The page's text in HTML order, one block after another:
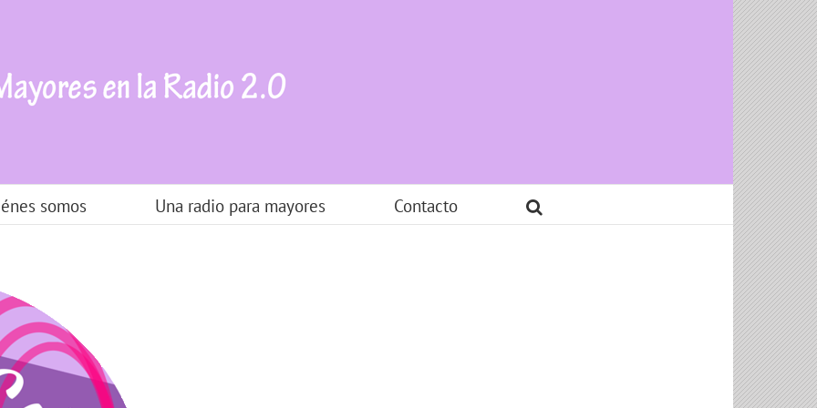
somos Una radio para mayores Contacto